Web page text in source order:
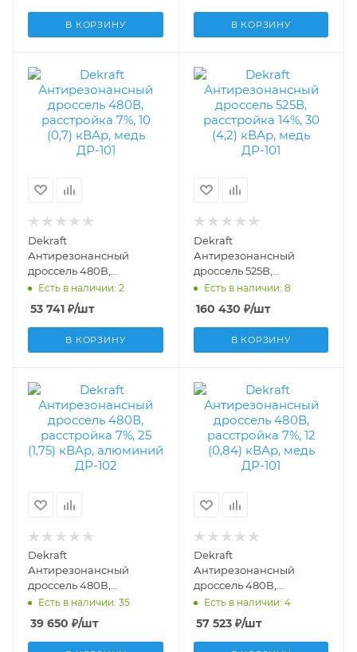
В КОРЗИНУ В КОРЗИНУ
Dekraft
Антирезонансный
дроссель 480В,
расстройка 7%, 10 (0,7)
кВАр, медь ДР-101
50521DEK
Есть в наличии: 2
53 741 ₽/шт
В КОРЗИНУ
Dekraft
Антирезонансный
дроссель 525В,
расстройка 14%, 30 (4,2)
кВАр, медь ДР-101
50537DEK
Есть в наличии: 8
160 430 ₽/шт
В КОРЗИНУ
Dekraft
Антирезонансный
дроссель 480В,
расстройка 7%, 25 (1,75)
кВАр, алюминий ДР-102
50547DEK
Есть в наличии: 35
39 650 ₽/шт
Dekraft
Антирезонансный
дроссель 480В,
расстройка 7%, 12 (0,84)
кВАр, медь ДР-101
50522DEK
Есть в наличии: 4
57 523₽/шт